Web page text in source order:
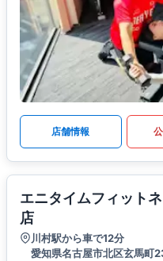
店舗情報
エニタイムフィット
店
川村駅から車で12分
愛知県名古屋市北区玄馬町